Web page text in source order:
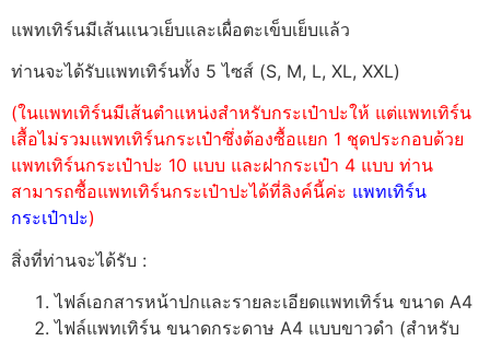
แพทเทิร์นมีเส้นแนวเย็บและเผื่อตะเข็บเย็บแล้ว
ท่านจะได้รับแพทเทิร์นทั้ง 5 ไซส์ (S, M, L, XL, XXL)
(ในแพทเทิร์นมีเส้นตำแหน่งสำหรับกระเป๋าปะให้ แต่แพทเทิร์น
เสื้อไม่รวมแพทเทิร์นกระเป๋าซึ่งต้องซื้อแยก 1 ชุดประกอบด้วย
แพทเทิร์นกระเป๋าปะ 10 แบบ และฝากระเป๋า 4 แบบ ท่าน
สามารถซื้อแพทเทิร์นกระเป๋าปะได้ที่ลิงค์นี้ค่ะ แพทเทิร์น
กระเป๋าปะ)
สิ่งที่ท่านจะได้รับ :
ไฟล์เอกสารหน้าปกและรายละเอียดแพทเทิร์น ขนาด A4
ไฟล์แพทเทิร์น ขนาดกระดาษ A4 แบบขาวดำ (สำหรับ